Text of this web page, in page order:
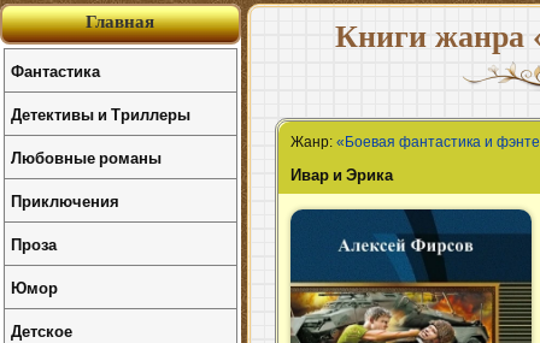
Книги жанра
Жанр:«Боевая фантастика и
Ивар и Эрика
Главная
Фантастика
Детективы и Триллеры
Любовные романы
Приключения
Проза
Юмор
Детское